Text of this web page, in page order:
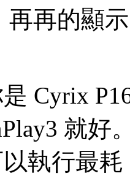
再的顯
Cyrix
就好
執行最